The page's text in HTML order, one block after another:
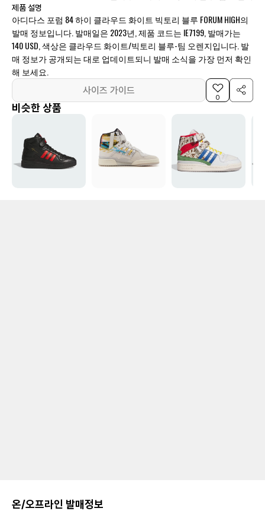
제품 설명
아디다스 포럼 84 하이 클라우드 화이트 빅토리 블루 FORUM HIGH의
발매 정보입니다. 발매일은 2023년, 제품 코드는 IE7199, 발매가는
140 USD, 색상은 클라우드 화이트/빅토리 블루-팀 오렌지입니다. 발
매 정보가 공개되는 대로 업데이트되니 발매 소식을 가장 먼저 확인
해 보세요.
사이즈 가이드
0
비슷한 상품
온/오프라인 발매정보